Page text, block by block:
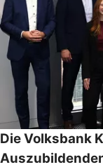
Die Volksbank